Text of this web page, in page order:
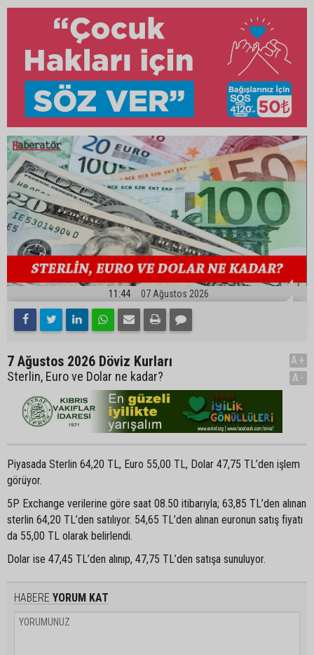
11:44 07 Ağustos 2026
7 Ağustos 2026 Döviz Kurları
Sterlin, Euro ve Dolar ne kadar?
A+
A-
Piyasada Sterlin 64,20 TL, Euro 55,00 TL, Dolar 47,75 TL’den işlem
görüyor.
5P Exchange verilerine göre saat 08.50 itibarıyla; 63,85 TL’den alınan
sterlin 64,20 TL’den satılıyor. 54,65 TL’den alınan euronun satış fiyatı
da 55,00 TL olarak belirlendi.
Dolar ise 47,45 TL’den alınıp, 47,75 TL’den satışa sunuluyor.
HABERE YORUM KAT